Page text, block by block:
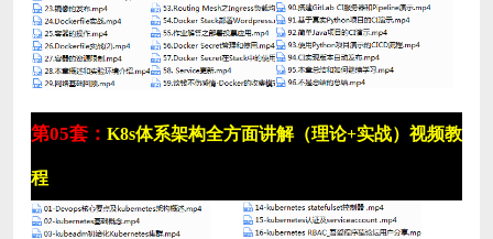
第05套： K8s体系架构全方面讲解（理论+实战）视频教
程